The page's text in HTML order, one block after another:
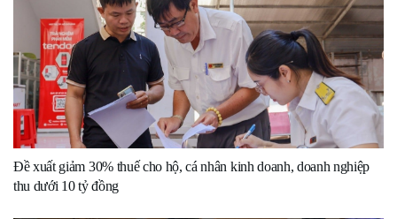
Đề xuất giảm 30% thuế cho hộ, cá nhân kinh doanh, doanh nghiệp
thu dưới 10 tỷ đồng